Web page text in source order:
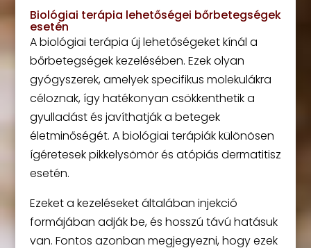
Biológiai terápia lehetőségei bőrbetegségek
esetén
A biológiai terápia új lehetőségeket kínál a
bőrbetegségek kezelésében. Ezek olyan
gyógyszerek, amelyek specifikus molekulákra
céloznak, így hatékonyan csökkenthetik a
gyulladást és javíthatják a betegek
életminőségét. A biológiai terápiák különösen
ígéretesek pikkelysömör és atópiás dermatitisz
esetén.
Ezeket a kezeléseket általában injekció
formájában adják be, és hosszú távú hatásuk
van. Fontos azonban megjegyezni, hogy ezek